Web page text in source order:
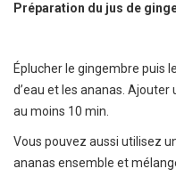
Préparation du jus de
Éplucher le gingembre puis
d’eau et les ananas.
au moins 10 min.
Vous pouvez aussi utilisez
ananas ensemble et